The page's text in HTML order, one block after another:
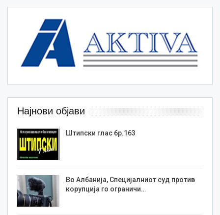
Најнови објави
Штипски глас бр.163
Во Албанија, Специјалниот суд против
корупција го ограничи…